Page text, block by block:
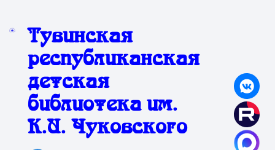
Тувинская
республиканская
детская
библиотека им.
К.И. Чуковского